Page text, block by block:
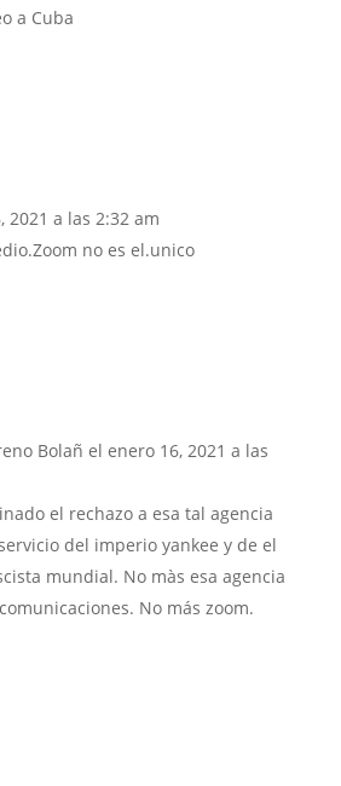
a Cuba
2021 a las 2:32 am
no es el.unico
Bolañ el enero 16, 2021 a las
el rechazo a esa tal agencia
del imperio yankee y de el
mundial. No màs esa agencia
No más zoom.